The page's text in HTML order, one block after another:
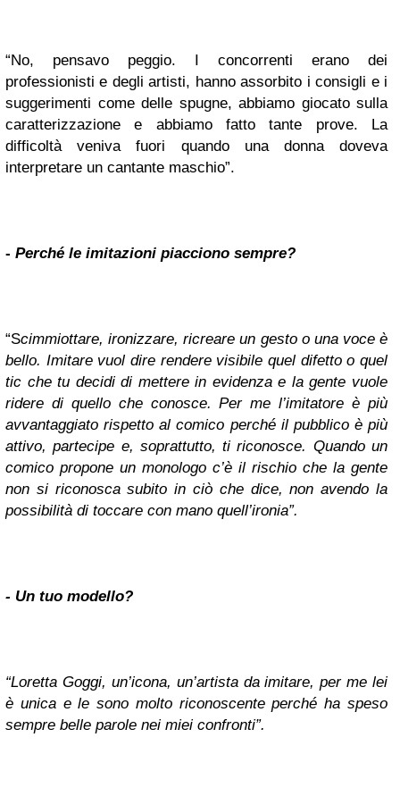
“No, pensavo peggio. I concorrenti erano dei
professionisti e degli artisti, hanno assorbito i consigli e i
suggerimenti come delle spugne, abbiamo giocato sulla
caratterizzazione e abbiamo fatto tante prove. La
difficoltà veniva fuori quando una donna doveva
interpretare un cantante maschio”.
- Perché le imitazioni piacciono sempre?
“Scimmiottare, ironizzare, ricreare un gesto o una voce è
bello. Imitare vuol dire rendere visibile quel difetto o quel
tic che tu decidi di mettere in evidenza e la gente vuole
ridere di quello che conosce. Per me l’imitatore è più
avvantaggiato rispetto al comico perché il pubblico è più
attivo, partecipe e, soprattutto, ti riconosce. Quando un
comico propone un monologo c’è il rischio che la gente
non si riconosca subito in ciò che dice, non avendo la
possibilità di toccare con mano quell’ironia”.
- Un tuo modello?
“Loretta Goggi, un’icona, un’artista da imitare, per me lei
è unica e le sono molto riconoscente perché ha speso
sempre belle parole nei miei confronti”.